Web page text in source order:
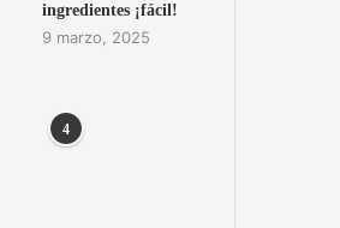
ingredientes ¡fácil!
9 marzo, 2025
4